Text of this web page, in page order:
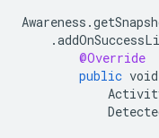
Awareness .
.
@Override
public void